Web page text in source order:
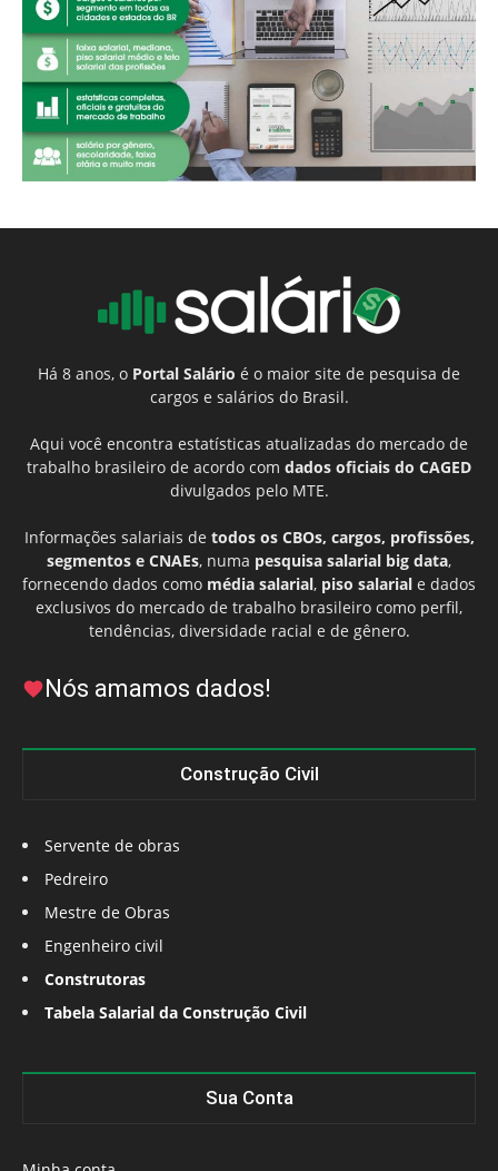
Há 8 anos, o Portal Salário é o maior site de pesquisa de
cargos e salários do Brasil.
Aqui você encontra estatísticas atualizadas do mercado de
trabalho brasileiro de acordo com dados oficiais do CAGED
divulgados pelo MTE.
Informações salariais de todos os CBOs, cargos, profissões,
segmentos e CNAEs, numa pesquisa salarial big data,
fornecendo dados como média salarial, piso salarial e dados
exclusivos do mercado de trabalho brasileiro como perfil,
tendências, diversidade racial e de gênero.
Nós amamos dados!
Construção Civil
Servente de obras
Pedreiro
Mestre de Obras
Engenheiro civil
Construtoras
Tabela Salarial da Construção Civil
Sua Conta